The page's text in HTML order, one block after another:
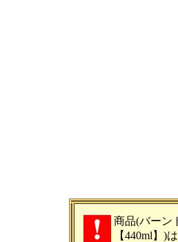
商品(バー
【440ml】)